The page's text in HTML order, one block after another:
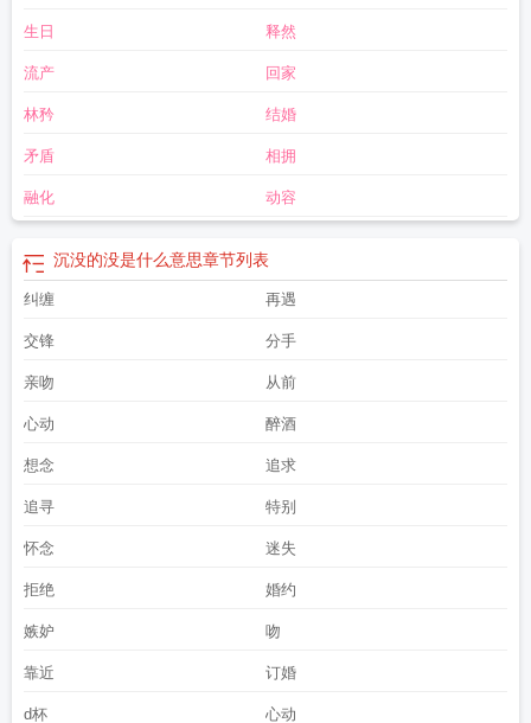
么意思
沉浸是什么意思
没的拼音
沉没成本名词解释
本沉默的真相
生日 释然
流产 回家
林矜 结婚
矛盾 相拥
融化 动容
沉没的没是什么意思章节列表
纠缠 再遇
交锋 分手
亲吻 从前
心动 醉酒
想念 追求
追寻 特别
怀念 迷失
拒绝 婚约
嫉妒 吻
靠近 订婚
d杯 心动